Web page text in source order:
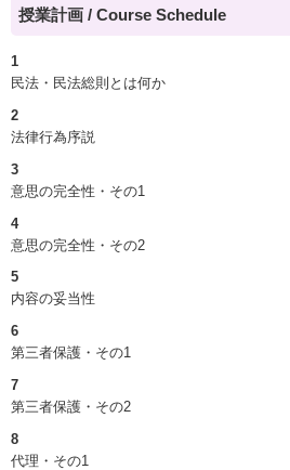
授業計画 / Course Schedule
1
民法・民法総則とは何か
2
法律行為序説
3
意思の完全性・その1
4
意思の完全性・その2
5
内容の妥当性
6
第三者保護・その1
7
第三者保護・その2
8
代理・その1